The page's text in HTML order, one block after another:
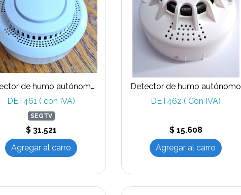
Detector de humo autónomo con comunicación TUYA WIFI
DET461 ( con IVA)
SEGTV
$ 31.521
Agregar al carro
Detector de humo autónomo
DET462 ( Con IVA)
$ 15.608
Agregar al carro